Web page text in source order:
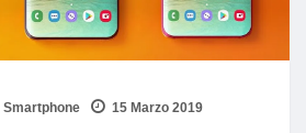
Smartphone 15 Marzo 2019